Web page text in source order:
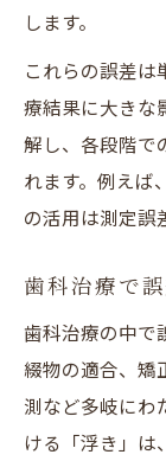
歯科
納得でき
歯科
由
歯科
複数
歯科
します。
これらの誤差
療結果に大きな
解し、各段階で
れます。例えば
の活用は測定誤
歯科治療で
歯科治療の中で
綴物の適合、矯
測など多岐にわ
ける「浮き」は